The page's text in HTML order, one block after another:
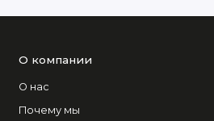
О компании
О нас
Почему мы